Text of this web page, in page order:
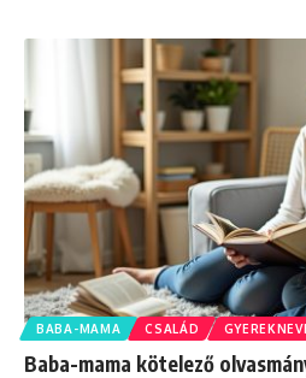
BABA-MAMA CSALÁD
Baba-mama kötelező